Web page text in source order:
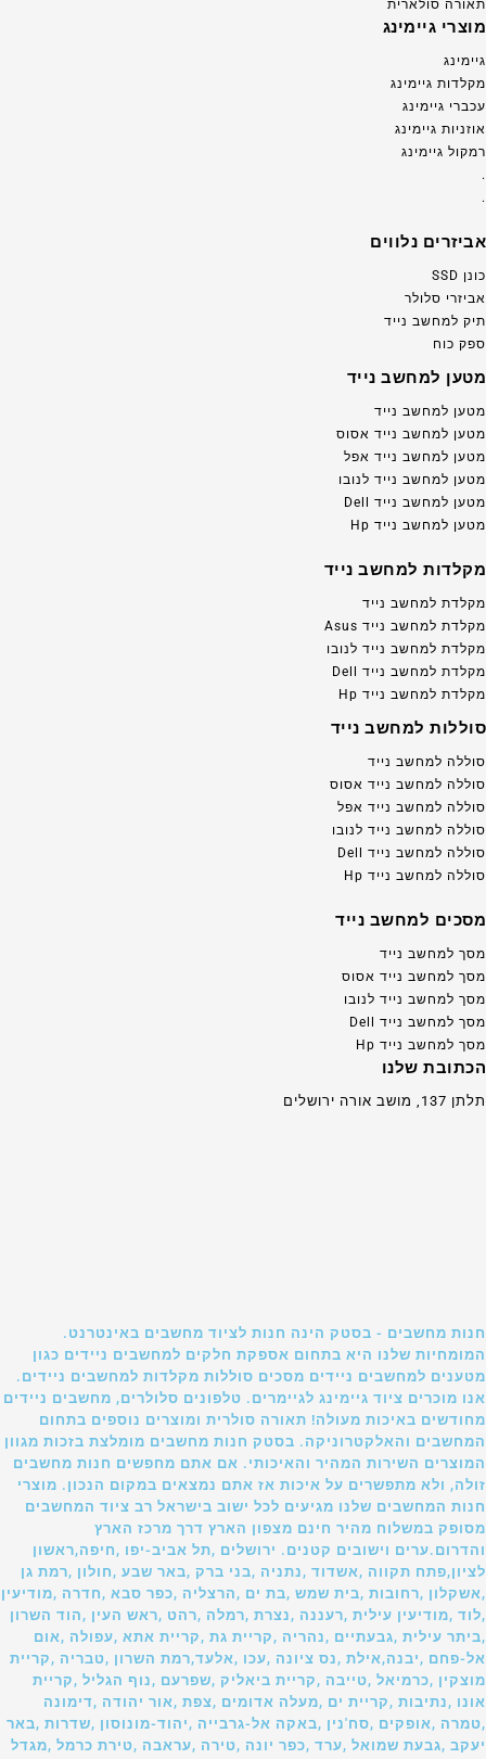
תאורה סולארית
מוצרי גיימינג
גיימינג
מקלדות גיימינג
עכברי גיימינג
אוזניות גיימינג
רמקול גיימינג
.
.
אביזרים נלווים
כונן SSD
אביזרי סלולר
תיק למחשב נייד
ספק כוח
מטען למחשב נייד
מטען למחשב נייד
מטען למחשב נייד אסוס
מטען למחשב נייד אפל
מטען למחשב נייד לנובו
מטען למחשב נייד Dell
מטען למחשב נייד Hp
מקלדות למחשב נייד
מקלדת למחשב נייד
מקלדת למחשב נייד Asus
מקלדת למחשב נייד לנובו
מקלדת למחשב נייד Dell
מקלדת למחשב נייד Hp
סוללות למחשב נייד
סוללה למחשב נייד
סוללה למחשב נייד אסוס
סוללה למחשב נייד אפל
סוללה למחשב נייד לנובו
סוללה למחשב נייד Dell
סוללה למחשב נייד Hp
מסכים למחשב נייד
מסך למחשב נייד
מסך למחשב נייד אסוס
מסך למחשב נייד לנובו
מסך למחשב נייד Dell
מסך למחשב נייד Hp
הכתובת שלנו
תלתן 137, מושב אורה ירושלים
חנות מחשבים - בסטק הינה חנות לציוד מחשבים באינטרנט.
המומחיות שלנו היא בתחום אספקת חלקים למחשבים ניידים כגון
מטענים למחשבים ניידים מסכים סוללות מקלדות למחשבים ניידים.
אנו מוכרים ציוד גיימינג לגיימרים. טלפונים סלולרים, מחשבים ניידים
מחודשים באיכות מעולה! תאורה סולרית ומוצרים נוספים בתחום
המחשבים והאלקטרוניקה. בסטק חנות מחשבים מומלצת בזכות מגוון
המוצרים השירות המהיר והאיכותי. אם אתם מחפשים חנות מחשבים
זולה, ולא מתפשרים על איכות אז אתם נמצאים במקום הנכון. מוצרי
חנות המחשבים שלנו מגיעים לכל ישוב בישראל רב ציוד המחשבים
מסופק במשלוח מהיר חינם מצפון הארץ דרך מרכז הארץ
והדרום.ערים וישובים קטנים. ירושלים ,תל אביב-יפו ,חיפה,ראשון
לציון,פתח תקווה ,אשדוד ,נתניה ,בני ברק ,באר שבע ,חולון ,רמת גן
,אשקלון ,רחובות ,בית שמש ,בת ים ,הרצליה ,כפר סבא ,חדרה ,מודיעין
,לוד ,מודיעין עילית ,רעננה ,נצרת ,רמלה ,רהט ,ראש העין ,הוד השרון
,ביתר עילית ,גבעתיים ,נהריה ,קריית גת ,קריית אתא ,עפולה ,אום
אל-פחם ,יבנה,אילת ,נס ציונה ,עכו ,אלעד,רמת השרון ,טבריה ,קריית
מוצקין ,כרמיאל ,טייבה ,קריית ביאליק ,שפרעם ,נוף הגליל ,קריית
אונו ,נתיבות ,קריית ים ,מעלה אדומים ,צפת ,אור יהודה ,דימונה
,טמרה ,אופקים ,סח'נין ,באקה אל-גרבייה ,יהוד-מונוסון ,שדרות ,באר
יעקב ,גבעת שמואל ,ערד ,כפר יונה ,טירה ,עראבה ,טירת כרמל ,מגדל